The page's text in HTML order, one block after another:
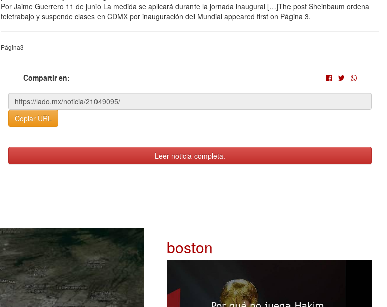
Por Jaime Guerrero 11 de junio La medida se aplicará durante la jornada inaugural […]The post Sheinbaum ordena
teletrabajo y suspende clases en CDMX por inauguración del Mundial appeared first on Página 3.
Página3
Compartir en:
Copiar URL
Leer noticia completa.
boston